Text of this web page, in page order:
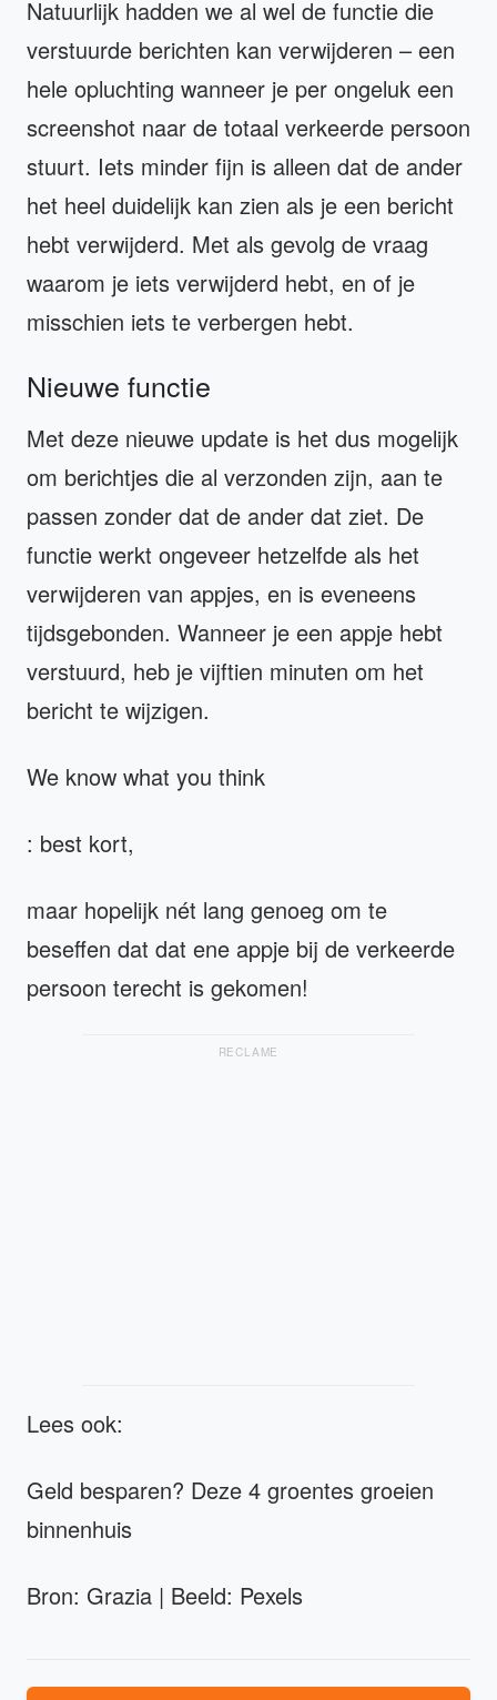
Natuurlijk hadden we al wel de functie die
verstuurde berichten kan verwijderen – een
hele opluchting wanneer je per ongeluk een
screenshot naar de totaal verkeerde persoon
stuurt. Iets minder fijn is alleen dat de ander
het heel duidelijk kan zien als je een bericht
hebt verwijderd. Met als gevolg de vraag
waarom je iets verwijderd hebt, en of je
misschien iets te verbergen hebt.
Nieuwe functie
Met deze nieuwe update is het dus mogelijk
om berichtjes die al verzonden zijn, aan te
passen zonder dat de ander dat ziet. De
functie werkt ongeveer hetzelfde als het
verwijderen van appjes, en is eveneens
tijdsgebonden. Wanneer je een appje hebt
verstuurd, heb je vijftien minuten om het
bericht te wijzigen.
We know what you think
: best kort,
maar hopelijk nét lang genoeg om te
beseffen dat dat ene appje bij de verkeerde
persoon terecht is gekomen!
RECLAME
Lees ook:
Geld besparen? Deze 4 groentes groeien
binnenhuis
Bron: Grazia | Beeld: Pexels